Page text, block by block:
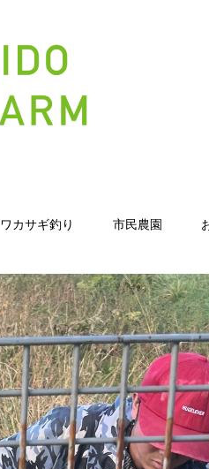
ワカサギ釣り 市民農園